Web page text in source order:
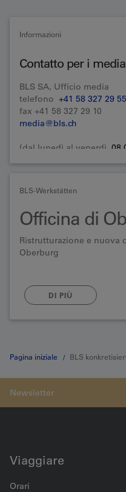
Informazioni
Contatto per i media
BLS SA, Ufficio media
telefono +41 58 327 29 55
fax +41 58 327 29 10
media@bls.ch
(dal lunedì al venerdì,
BLS-Werkstätten
Officina di
Ristrutturazione e nuova
Oberburg
DI PIÙ
Pagina iniziale BLS
Viaggiare
Orari